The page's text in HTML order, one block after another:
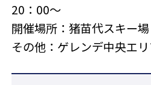
20：00～
開催場所：猪苗代スキー
その他：ゲレンデ中央エ